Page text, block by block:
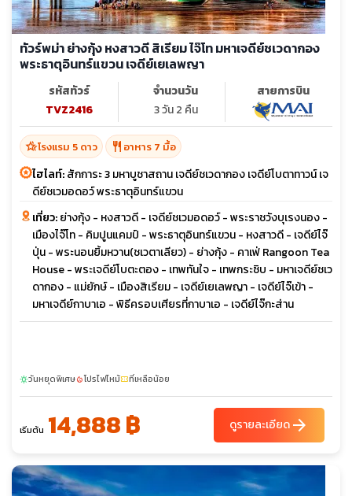
ทัวร์พม่า ย่างกุ้ง หงสาวดี สิเรียม ไจ๊โท มหาเจดีย์ชเวดากอง
พระธาตุอินทร์แขวน เจดีย์เยเลพญา
รหัสทัวร์
TVZ2416
จำนวนวัน
3 วัน 2 คืน
สายการบิน
hotel_classโรงแรม 5 ดาว restaurant อาหาร 7 มื้อ
ไฮไลท์:สักการะ 3 มหาบูชาสถาน เจดีย์ชเวดากอง เจดีย์โบตาทาวน์ เจ
ดีย์ชเวมอดอว์ พระธาตุอินทร์แขวน
เที่ยว:ย่างกุ้ง - หงสาวดี - เจดีย์ชเวมอดอว์ - พระราชวังบุเรงนอง -
เมืองไจ๊โท - คิมปูนแคมป์ - พระธาตุอินทร์แขวน - หงสาวดี - เจดีย์ไจ๊
ปุ่น - พระนอนยิ้มหวาน(ชเวตาเลียว) - ย่างกุ้ง - คาเฟ่ Rangoon Tea
House - พระเจดีย์โบตะตอง - เทพทันใจ - เทพกระซิบ - มหาเจดีย์ชเว
ดากอง - แม่ยักษ์ - เมืองสิเรียม - เจดีย์เยเลพญา - เจดีย์ไจ๊เข้า -
มหาเจดีย์กาบาเอ - พิธีครอบเศียรที่กาบาเอ - เจดีย์ไจ๊กะส่าน
sunnyวันหยุดพิเศษlocal_fire_departmentโปรไฟไหม้confirmation_numberที่เหลือน้อย
เริ่มต้น 14,888 ฿ ดูรายละเอียดarrow_forward